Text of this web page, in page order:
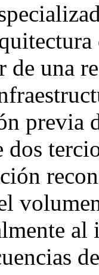
de una
previa
dos